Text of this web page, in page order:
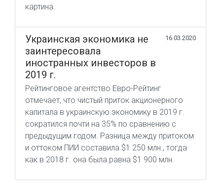
картина.
Украинская экономика не
заинтересовала
иностранных инвесторов в
2019 г.
16.03.2020
Рейтинговое агентство Евро-Рейтинг
отмечает, что чистый приток акционерного
капитала в украинскую экономику в 2019 г.
сократился почти на 35% по сравнению с
предыдущим годом. Разница между притоком
и оттоком ПИИ составила $1 250 млн., тогда
как в 2018 г. она была равна $1 900 млн.